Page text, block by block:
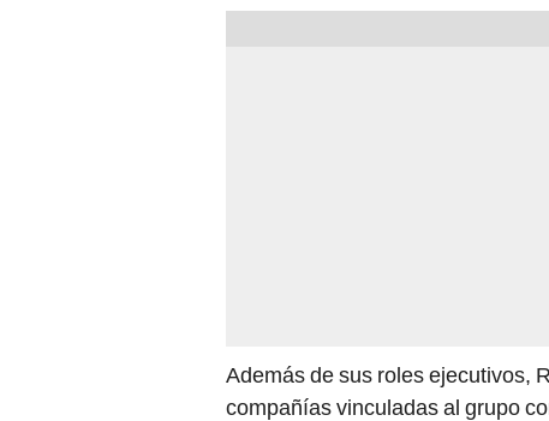
Además de sus roles ejecutivos,
compañías vinculadas al grupo